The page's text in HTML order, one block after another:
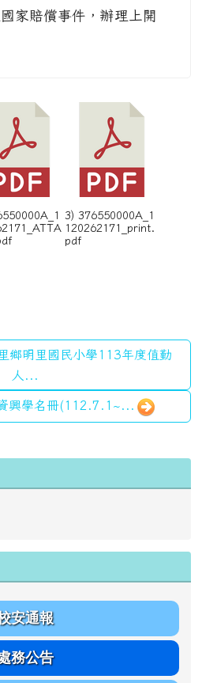
家賠償事件，辦理上開
3) 376550000A_1
120262171_print.
pdf
鄉明里國民小學113年度值勤
人...
興學名冊(112.7.1~...
安通報
務公告